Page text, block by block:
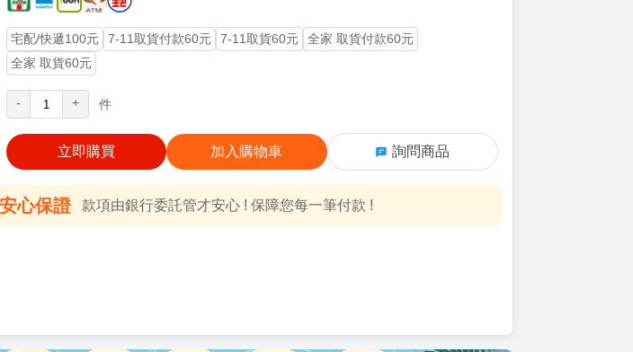
宅配/快遞100元 7-11取貨付款60元 7-11取貨60元
全家 取貨付款60元
全家 取貨60元
- + 件
立即購買 加入購物車 詢問商品
心保證 款項由銀行委託管才安心 ! 保障您每一筆付款 !